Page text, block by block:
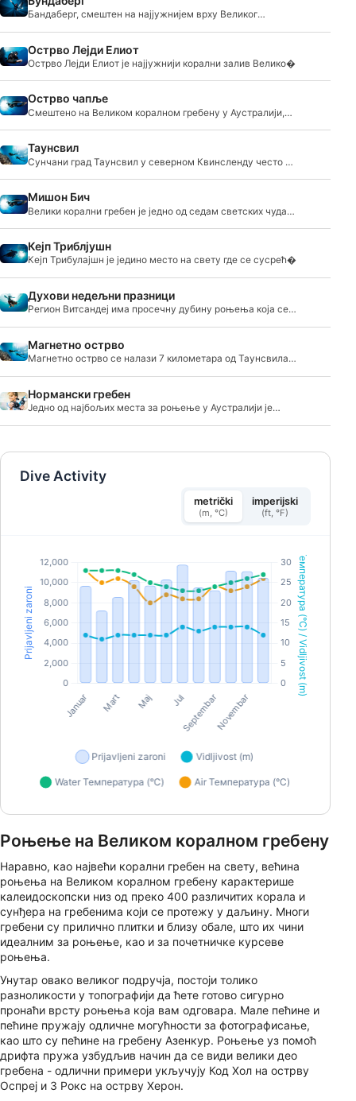
Бандаберг, смештен на најјужнијем врху Великог
Острво Лејди Елиот
Острво Лејди Елиот је најјужнији корални залив Велико�
Острво чапље
Смештено на Великом коралном гребену у Аустралији,
Таунсвил
Сунчани град Таунсвил у северном Квинсленду често се
Мишон Бич
Велики корални гребен је једно од седам светских чуда
Кејп Триблјушн
Кејп Трибулајшн је једино место на свету где се сусрећ�
Духови недељни празници
Регион Витсандеј има просечну дубину роњења која се
за све нивое ронилаца.
Магнетно острво
Магнетно острво се налази 7 километара од Таунсвила и
су СС Молтке, залив Џефри или Платипус Дреџ.
Нормански гребен
Једно од најбољих места за роњење у Аустралији је
зидовима, падовима, пролазима за пливање, пећинама,
Dive Activity
metrički
(m, °C)
imperijski
(ft, °F)
Роњење на Великом коралном гребену
Наравно, као највећи корални гребен на свету, већина
роњења на Великом коралном гребену карактерише
калеидоскопски низ од преко 400 различитих корала и
сунђера на гребенима који се протежу у даљину. Многи
гребени су прилично плитки и близу обале, што их чини
идеалним за роњење, као и за почетничке курсеве
роњења.
Унутар овако великог подручја, постоји толико
разноликости у топографији да ћете готово сигурно
пронаћи врсту роњења која вам одговара. Мале пећине и
пећине пружају одличне могућности за фотографисање,
као што су пећине на гребену Азенкур. Роњење уз помоћ
дрифта пружа узбудљив начин да се види велики део
гребена - одлични примери укључују Код Хол на острву
Оспреј и 3 Рокс на острву Херон.